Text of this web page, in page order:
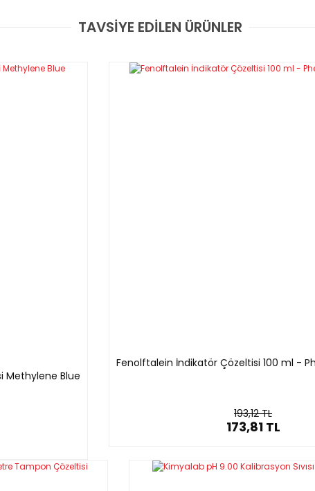
Bu ürüne ilk yorumu siz yapın!
Yorum Yaz
TAVSİYE EDİLEN ÜRÜNLER
Methylene Blue
Fenolftalein İndikatör Çözeltisi 100 ml -
193,12 TL
173,81 TL